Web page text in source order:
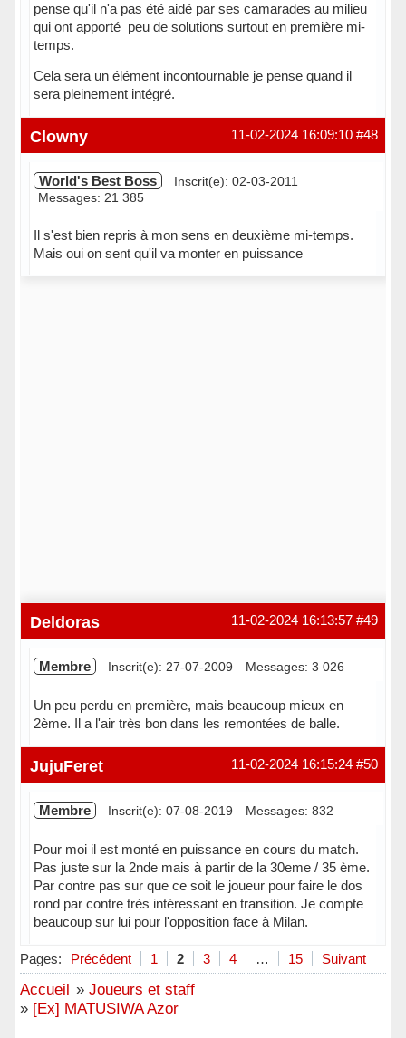
pense qu'il n'a pas été aidé par ses camarades au milieu
qui ont apporté peu de solutions surtout en première mi-
temps.
Cela sera un élément incontournable je pense quand il
sera pleinement intégré.
Hors ligne #48
11-02-2024 16:09:10
Clowny
World's Best Boss
Inscrit(e): 02-03-2011
Messages: 21 385
Il s'est bien repris à mon sens en deuxième mi-temps.
Mais oui on sent qu'il va monter en puissance
#49
11-02-2024 16:13:57
Deldoras
Membre Inscrit(e): 27-07-2009 Messages: 3 026
Un peu perdu en première, mais beaucoup mieux en
2ème. Il a l'air très bon dans les remontées de balle.
Hors ligne #50
11-02-2024 16:15:24
JujuFeret
Membre Inscrit(e): 07-08-2019 Messages: 832
Pour moi il est monté en puissance en cours du match.
Pas juste sur la 2nde mais à partir de la 30eme / 35 ème.
Par contre pas sur que ce soit le joueur pour faire le dos
rond par contre très intéressant en transition. Je compte
beaucoup sur lui pour l'opposition face à Milan.
Hors ligne
Pages: Précédent 1 2 3 4 … 15 Suivant
Accueil » Joueurs et staff
» [Ex] MATUSIWA Azor